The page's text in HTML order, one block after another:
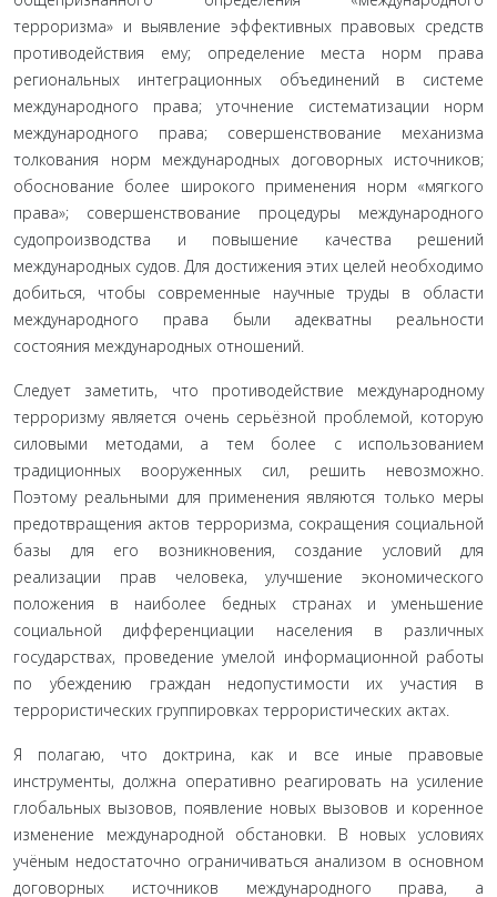
терроризма» и выявление эффективных правовых средств
противодействия ему; определение места норм права
региональных интеграционных объединений в системе
международного права; уточнение систематизации норм
международного права; совершенствование механизма
толкования норм международных договорных источников;
обоснование более широкого применения норм «мягкого
права»; совершенствование процедуры международного
судопроизводства и повышение качества решений
международных судов. Для достижения этих целей необходимо
добиться, чтобы современные научные труды в области
международного права были адекватны реальности
состояния международных отношений.
Следует заметить, что противодействие международному
терроризму является очень серьёзной проблемой, которую
силовыми методами, а тем более с использованием
традиционных вооруженных сил, решить невозможно.
Поэтому реальными для применения являются только меры
предотвращения актов терроризма, сокращения социальной
базы для его возникновения, создание условий для
реализации прав человека, улучшение экономического
положения в наиболее бедных странах и уменьшение
социальной дифференциации населения в различных
государствах, проведение умелой информационной работы
по убеждению граждан недопустимости их участия в
террористических группировках террористических актах.
Я полагаю, что доктрина, как и все иные правовые
инструменты, должна оперативно реагировать на усиление
глобальных вызовов, появление новых вызовов и коренное
изменение международной обстановки. В новых условиях
учёным недостаточно ограничиваться анализом в основном
договорных источников международного права, а